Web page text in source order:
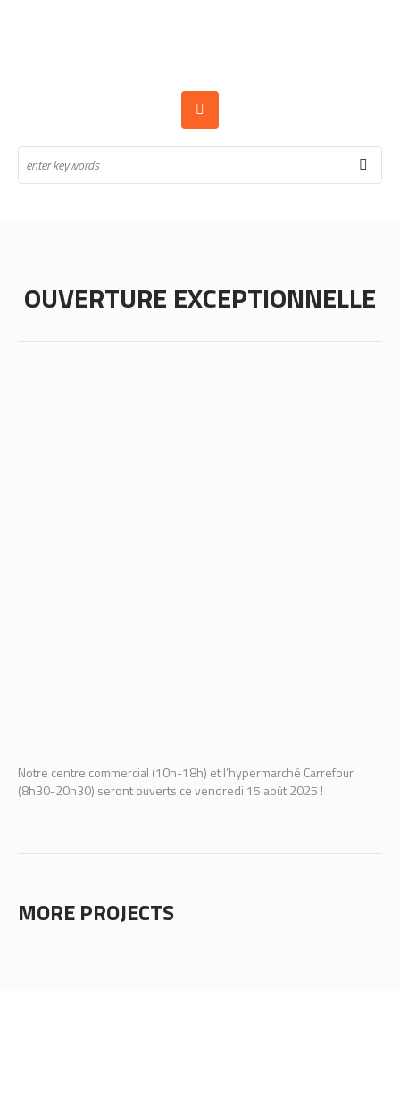
OUVERTURE EXCEPTIONNELLE
Notre centre commercial (10h-18h) et l’hypermarché Carrefour
(8h30-20h30) seront ouverts ce vendredi 15 août 2025 !
MORE PROJECTS